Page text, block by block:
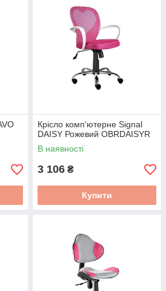
Крісло комп'ютерне Signal
DAISY Рожевий OBRDAISYR
В наявності
3 106 ₴
Купити